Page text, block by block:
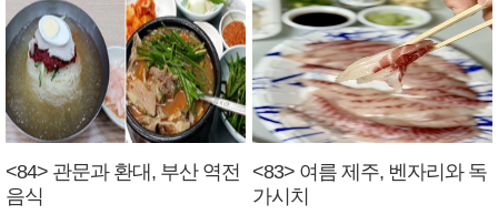
<84> 관문과 환대, 부산 역전
음식
<83> 여름 제주, 벤자리와 독
가시치